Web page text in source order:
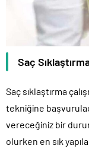
Saç
Saç sıklaştırma
tekniğine
vereceğiniz bir
olurken en sık